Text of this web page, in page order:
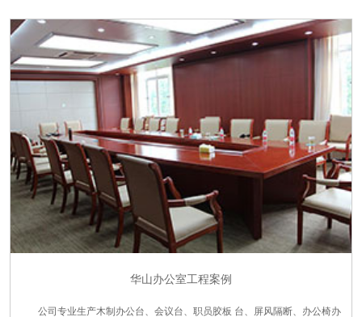
华山办公室工程案例
公司专业生产木制办公台、会议台、职员胶板 台、屏风隔断、办公椅办